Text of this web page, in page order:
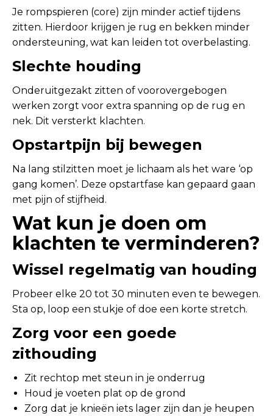
Je rompspieren (core) zijn minder actief tijdens
zitten. Hierdoor krijgen je rug en bekken minder
ondersteuning, wat kan leiden tot overbelasting.
Slechte houding
Onderuitgezakt zitten of voorovergebogen
werken zorgt voor extra spanning op de rug en
nek. Dit versterkt klachten.
Opstartpijn bij bewegen
Na lang stilzitten moet je lichaam als het ware ‘op
gang komen’. Deze opstartfase kan gepaard gaan
met pijn of stijfheid.
Wat kun je doen om
klachten te verminderen?
Wissel regelmatig van houding
Probeer elke 20 tot 30 minuten even te bewegen.
Sta op, loop een stukje of doe een korte stretch.
Zorg voor een goede
zithouding
Zit rechtop met steun in je onderrug
Houd je voeten plat op de grond
Zorg dat je knieën iets lager zijn dan je heupen